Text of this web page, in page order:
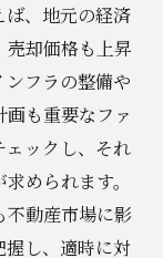
おくべき伊
ンス
色
理解する
グ戦略
ンの工夫
ば、地元の経済
売却価格も上昇
フラの整備や
も重要なファ
ェックし、それ
められます。
不動産市場に影
し、適時に対